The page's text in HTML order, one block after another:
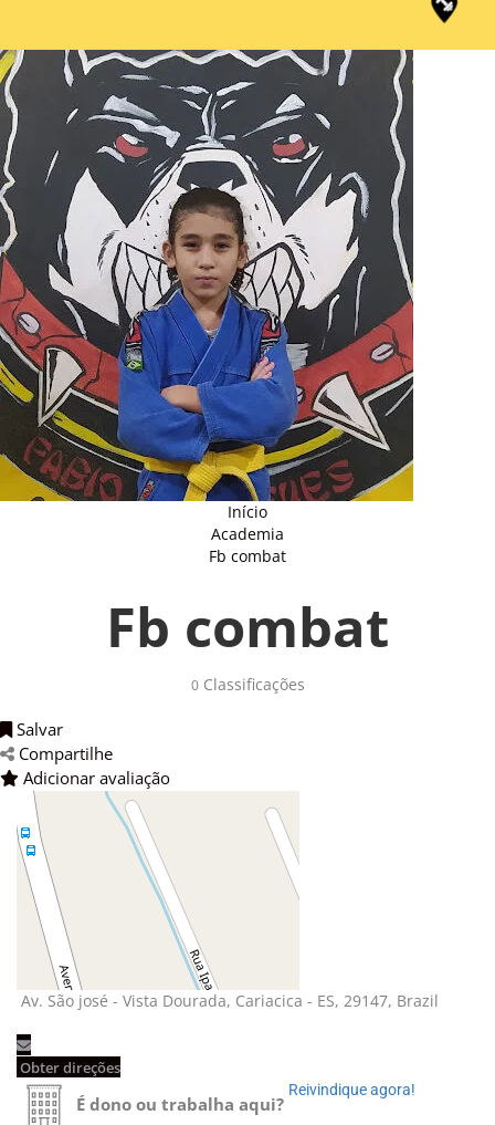
Início
Academia
Fb combat
Fb combat
0Classificações
Salvar
Compartilhe
Adicionar avaliação
Av. São josé - Vista Dourada, Cariacica - ES, 29147, Brazil
Obter direções
É dono ou trabalha aqui?
Reivindique agora!